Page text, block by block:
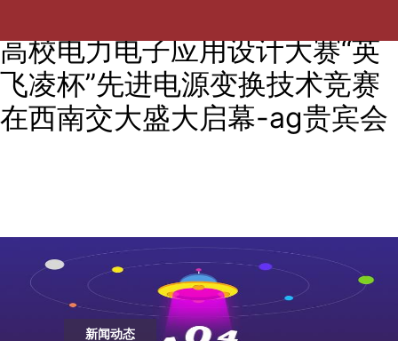
高校电力电子应用设计大赛“英
飞凌杯”先进电源变换技术竞赛
在西南交大盛大启幕-ag贵宾会
新闻动态